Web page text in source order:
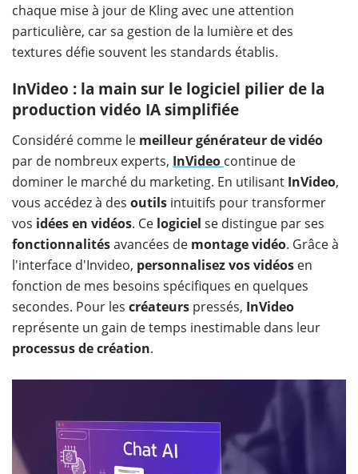
chaque mise à jour de Kling avec une attention
particulière, car sa gestion de la lumière et des
textures défie souvent les standards établis.
InVideo : la main sur le logiciel pilier de la
production vidéo IA simplifiée
Considéré comme le meilleur générateur de vidéo
par de nombreux experts, InVideo continue de
dominer le marché du marketing. En utilisant InVideo,
vous accédez à des outils intuitifs pour transformer
vos idées en vidéos. Ce logiciel se distingue par ses
fonctionnalitésavancées de montage vidéo. Grâce à
l'interface d'Invideo, personnalisez vos vidéos en
fonction de mes besoins spécifiques en quelques
secondes. Pour les créateurs pressés, InVideo
représente un gain de temps inestimable dans leur
processus de création.